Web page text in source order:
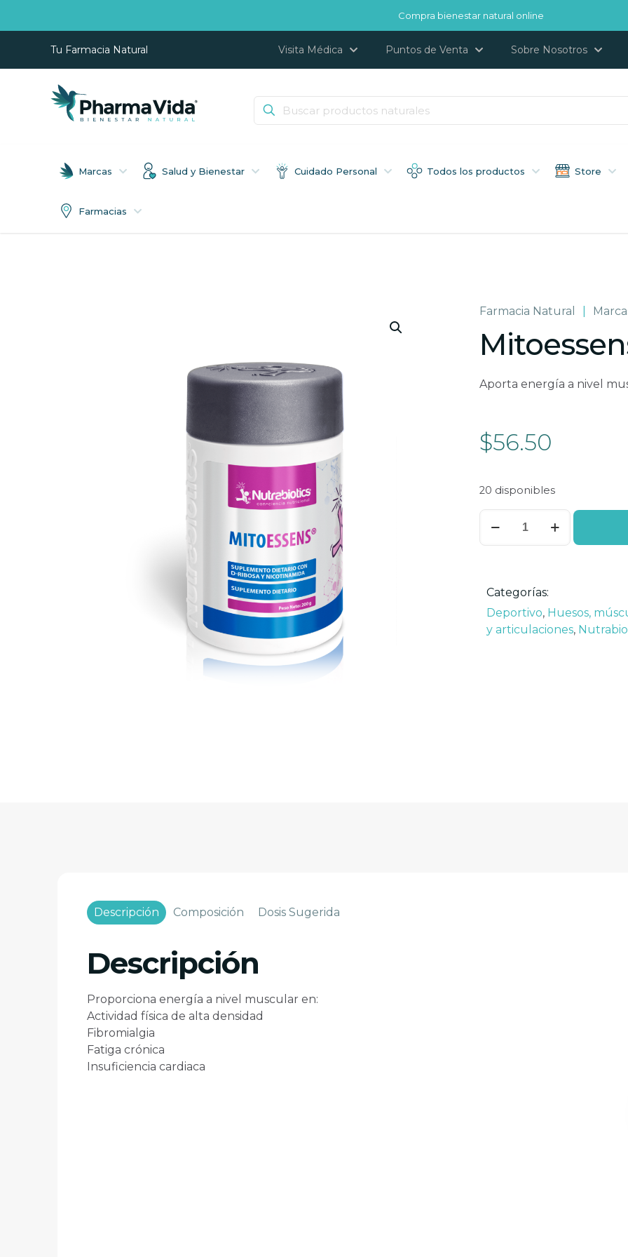
Compra bienestar natural online
Tu Farmacia Natural Visita Médica Puntos de Venta Sobre Nosotros
Marcas Salud y Bienestar Cuidado Personal Todos los productos Store
Farmacias
Farmacia Natural
Aporta energía a nivel
$56.50
20 disponibles
cantidad
Categorías:
Deportivo, Huesos,
y articulaciones,
Descripción Composición Dosis Sugerida
Descripción
Proporciona energía a nivel muscular en:
Actividad física de alta densidad
Fibromialgia
Fatiga crónica
Insuficiencia cardiaca